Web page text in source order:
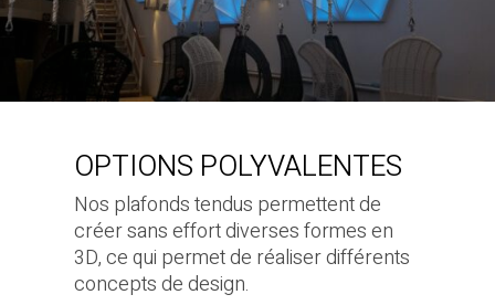
OPTIONS POLYVALENTES
Nos plafonds tendus permettent de
créer sans effort diverses formes en
3D, ce qui permet de réaliser différents
concepts de design.